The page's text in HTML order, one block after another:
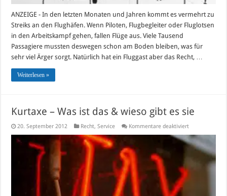
ANZEIGE - In den letzten Monaten und Jahren kommt es vermehrt zu
Streiks an den Flughäfen. Wenn Piloten, Flugbegleiter oder Fluglotsen
in den Arbeitskampf gehen, fallen Flüge aus. Viele Tausend
Passagiere mussten deswegen schon am Boden bleiben, was für
sehr viel Ärger sorgt. Natürlich hat ein Fluggast aber das Recht, …
Weiterlesen »
Kurtaxe – Was ist das & wieso gibt es sie
20. September 2012 Recht,Service Kommentare deaktiviertfür
–
Was
das